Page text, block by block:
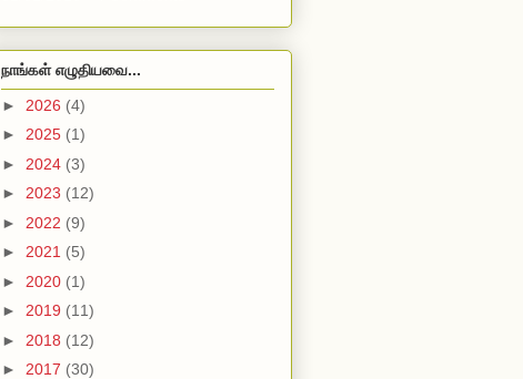
நாங்கள் எழுதியவை...
► 2026 (4)
► 2025 (1)
► 2024 (3)
► 2023 (12)
► 2022 (9)
► 2021 (5)
► 2020 (1)
► 2019 (11)
► 2018 (12)
► 2017 (30)